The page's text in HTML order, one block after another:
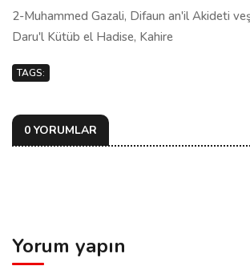
2-Muhammed Gazali, Difaun an'il Akideti
Daru'l Kütüb el Hadise, Kahire
TAGS:
0 YORUMLAR
Yorum yapın